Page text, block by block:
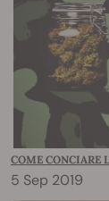
COME CONCIARE
5 Sep 2019